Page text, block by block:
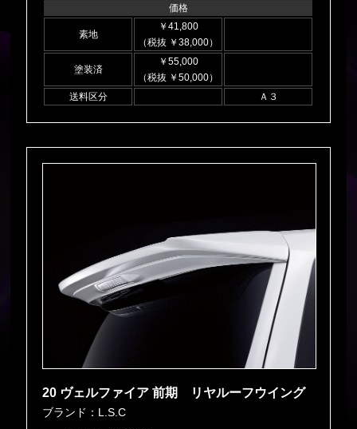
価格
素地
￥41,800
（税抜 ￥38,000）
塗装済
￥55,000
（税抜 ￥50,000）
送料区分
Ａ３
20 ヴェルファイア 前期 リヤルーフウイング
ブランド：L.S.C